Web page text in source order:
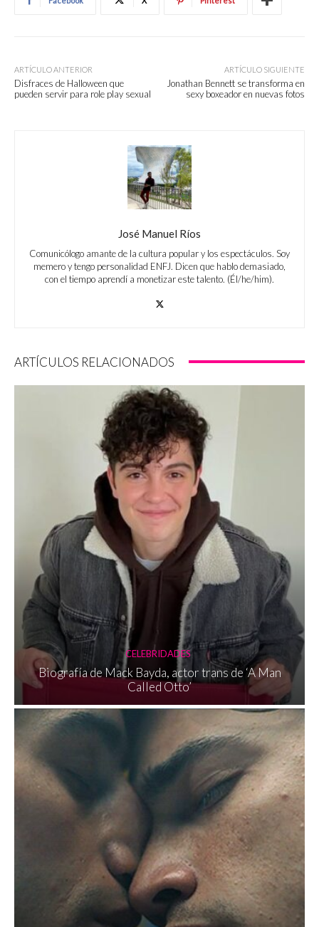
ARTÍCULO ANTERIOR
Disfraces de Halloween que
pueden servir para role play sexual
ARTÍCULO SIGUIENTE
Jonathan Bennett se transforma en
sexy boxeador en nuevas fotos
José Manuel Ríos
Comunicólogo amante de la cultura popular y los espectáculos. Soy
memero y tengo personalidad ENFJ. Dicen que hablo demasiado,
con el tiempo aprendí a monetizar este talento. (Él/he/him).
ARTÍCULOS RELACIONADOS
CELEBRIDADES
Biografía de Mack Bayda, actor trans de ‘A Man
Called Otto’